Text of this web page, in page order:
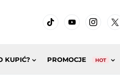
KUPIĆ? PROMOCJE HOT